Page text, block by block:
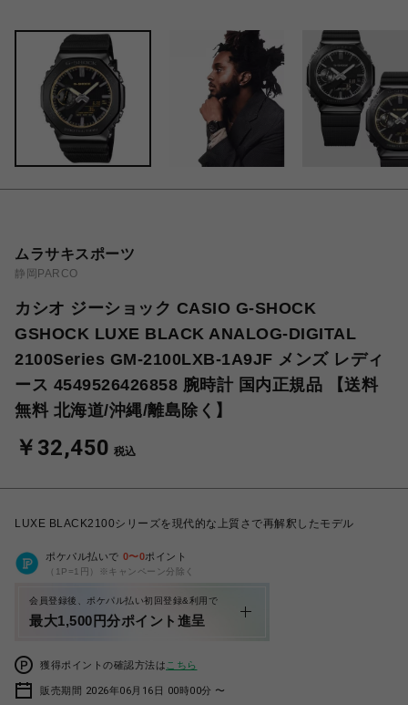
ムラサキスポーツ
静岡PARCO
カシオ ジーショック CASIO G-SHOCK
GSHOCK LUXE BLACK ANALOG-DIGITAL
2100Series GM-2100LXB-1A9JF メンズ レディ
ース 4549526426858 腕時計 国内正規品 【送料
無料 北海道/沖縄/離島除く】
￥32,450 税込
LUXE BLACK2100シリーズを現代的な上質さで再解釈したモデル
ポケパル払いで 0〜0ポイント
（1P=1円）※キャンペーン分除く
会員登録後、ポケパル払い初回登録&利用で
最大1,500円分ポイント進呈
獲得ポイントの確認方法は こちら
販売期間 2026年06月16日 00時00分 〜